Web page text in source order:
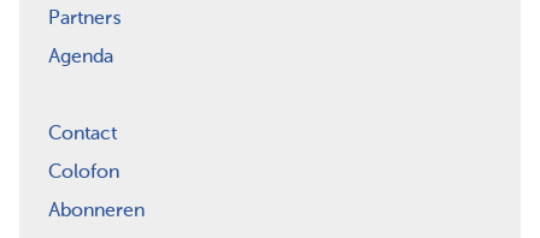
Partners
Agenda
Contact
Colofon
Abonneren